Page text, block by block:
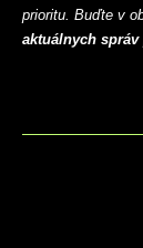
prioritu. Buďte v
aktuálnych správ